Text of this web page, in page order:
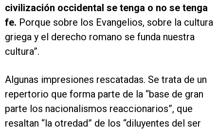
civilización occidental se tenga o no se tenga
fe. Porque sobre los Evangelios, sobre la cultura
griega y el derecho romano se funda nuestra
cultura”.
Algunas impresiones rescatadas. Se trata de un
repertorio que forma parte de la “base de gran
parte los nacionalismos reaccionarios”, que
resaltan “la otredad” de los “diluyentes del ser